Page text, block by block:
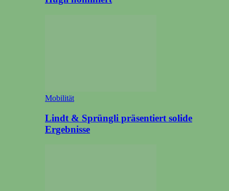
Mobilität
Lindt & Sprüngli präsentiert solide
Ergebnisse